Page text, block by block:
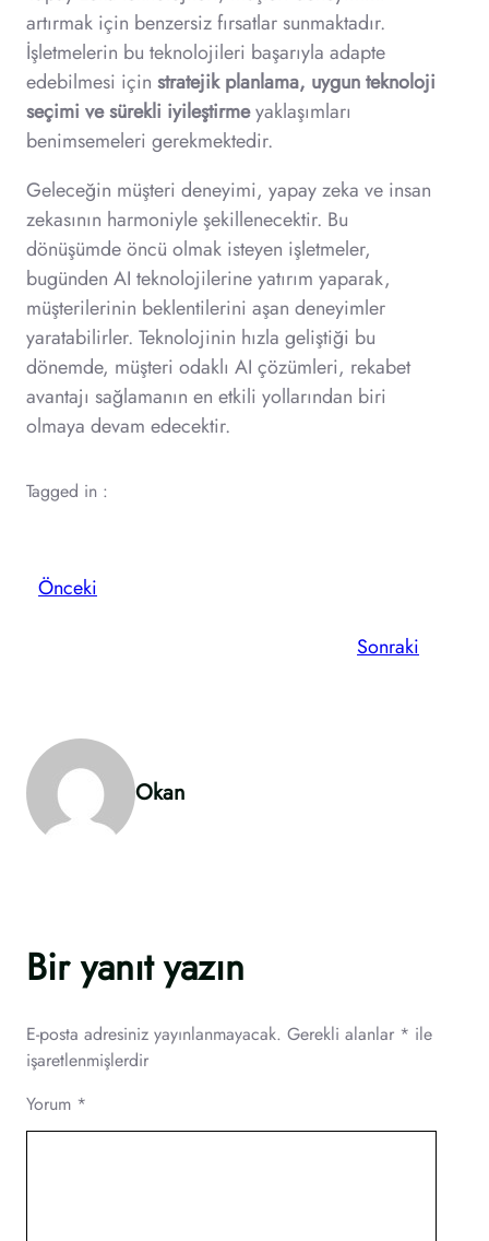
artırmak için benzersiz fırsatlar sunmaktadır.
İşletmelerin bu teknolojileri başarıyla adapte
edebilmesi için stratejik planlama, uygun teknoloji
seçimi ve sürekli iyileştirmeyaklaşımları
benimsemeleri gerekmektedir.
Geleceğin müşteri deneyimi, yapay zeka ve insan
zekasının harmoniyle şekillenecektir. Bu
dönüşümde öncü olmak isteyen işletmeler,
bugünden AI teknolojilerine yatırım yaparak,
müşterilerinin beklentilerini aşan deneyimler
yaratabilirler. Teknolojinin hızla geliştiği bu
dönemde, müşteri odaklı AI çözümleri, rekabet
avantajı sağlamanın en etkili yollarından biri
olmaya devam edecektir.
Tagged in :
Önceki
Sonraki
Okan
Bir yanıt yazın
E-posta adresiniz yayınlanmayacak. Gerekli alanlar * ile
işaretlenmişlerdir
Yorum *